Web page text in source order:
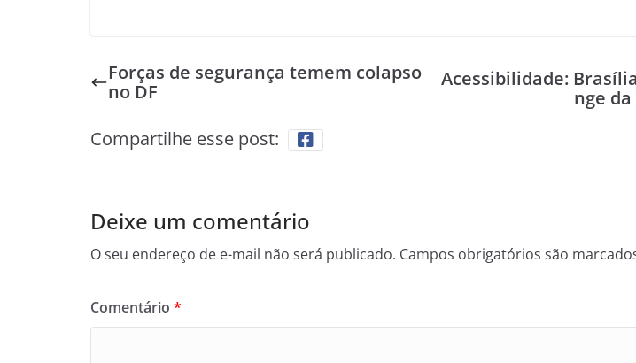
Forças de segurança temem colapso
no DF
Acessibilidade:
nge
Compartilhe esse post:
Deixe um comentário
O seu endereço de e-mail não será publicado. Campos obrigatórios são
Comentário *